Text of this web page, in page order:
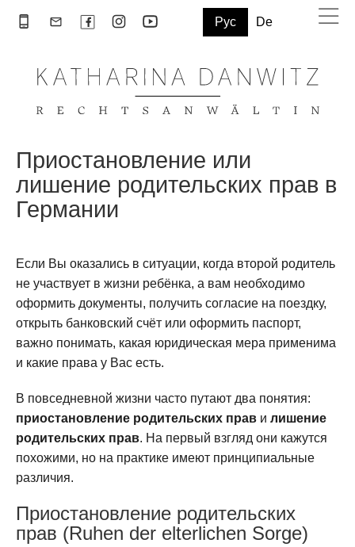
Рус De
Приостановление или
лишение родительских прав в
Германии
Если Вы оказались в ситуации, когда второй родитель
не участвует в жизни ребёнка, а вам необходимо
оформить документы, получить согласие на поездку,
открыть банковский счёт или оформить паспорт,
важно понимать, какая юридическая мера применима
и какие права у Вас есть.
В повседневной жизни часто путают два понятия:
приостановление родительских прав и лишение
родительских прав. На первый взгляд они кажутся
похожими, но на практике имеют принципиальные
различия.
Приостановление родительских
прав (Ruhen der elterlichen Sorge)